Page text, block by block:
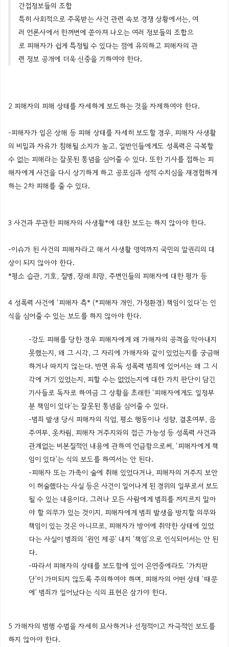
간접정보들의 조합
특히 사회적으로 주목받는 사건 관련 속보 경쟁 상황에서는, 여
러 언론사에서 한꺼번에 쏟아져 나오는 여러 정보들의 조합으
로 피해자가 쉽게 특정될 수 있다는 점에 유의하고 피해자의 관
련 정보 공개에 더욱 신중을 기하여야 한다.
2 피해자의 피해 상태를 자세하게 보도하는 것을 자제하여야 한다.
-피해자가 입은 상해 등 피해 상태를 자세히 보도할 경우, 피해자 사생활
의 비밀과 자유가 침해될 소지가 높고, 일반인들에게도 성폭력은 극복할
수 없는 피해라는 잘못된 통념을 심어줄 수 있다. 또한 기사를 접하는 피
해자에게 사건을 다시 상기하게 하고 공포심과 성적 수치심을 재경험하게
하는 2차 피해를 줄 수 있다.
3 사건과 무관한 피해자의 사생활*에 대한 보도는 하지 않아야 한다.
-이슈가 된 사건의 피해자라고 해서 사생활 영역까지 국민의 알권리의 대
상이 되지 않아야 한다.
*평소 습관, 기호, 질병, 장래 희망, 주변인들의 피해자에 대한 평가 등
4 성폭력 사건에 ‘피해자 측* (*피해자 개인, 가정환경) 책임이 있다’는 인
식을 심어줄 수 있는 보도를 하지 않아야 한다.
-강도 피해를 당한 경우 피해자에게 왜 가해자의 공격을 막아내지
못했는지, 왜 그 시각, 그 자리에 가해자와 같이 있었는지를 궁금해
하거나 따지지 않는다. 반면 유독 성폭력 범죄에 있어서는 왜 그 시
각에 거기 있었는지, 피할 수는 없었는지에 대한 가치 판단이 담긴
기사들로 독자로 하여금 그 상황을 초래한 ‘피해자에게도 일정부
분 책임이 있다’는 잘못된 통념을 심어줄 수 있다.
-범죄 발생 당시 피해자의 직업, 평소 행동이나 성향, 결혼여부, 음
주여부, 옷차림, 피해자 거주지와의 접근 가능성 등 성폭력 사건과
관계없는 비본질적인 내용에 관하여 언급함으로써, ‘피해자에게 책
임이 있다’는 식의 보도를 하여서는 안 된다.
-피해자 또는 가족이 술에 취해 있었다거나, 피해자의 거주지 보안
이 허술했다는 사실 등은 사건이 일어나게 된 경위의 일부로서 보도
될 수 있는 내용이다. 그러나 모든 사람에게 범죄를 저지르지 말아
야 할 의무가 있는 것이지, 피해자에게 범죄 발생을 방지할 의무와
책임이 있는 것은 아니므로, 피해자가 방어에 취약한 상태에 있었
다는 사실이 범죄의 ‘원인 제공’ 내지 ‘책임’으로 인식되어서는 안 된
다.
-따라서 피해자의 상태를 보도함에 있어 은연중에라도 ‘가치판
단’이 가미되지 않도록 주의하여야 하며, 피해자의 어떤 상태 ‘때문
에’ 범죄가 일어났다는 식의 표현은 삼가야 한다.
5 가해자의 범행 수법을 자세히 묘사하거나 선정적이고 자극적인 보도를
하지 않아야 한다.